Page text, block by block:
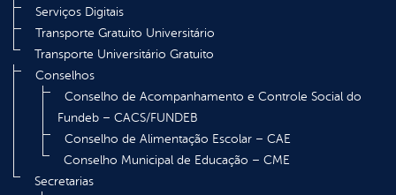
Serviços Digitais
Transporte Gratuito Universitário
Transporte Universitário Gratuito
Conselhos
Conselho de Acompanhamento e Controle Social do
Fundeb – CACS/FUNDEB
Conselho de Alimentação Escolar – CAE
Conselho Municipal de Educação – CME
Secretarias